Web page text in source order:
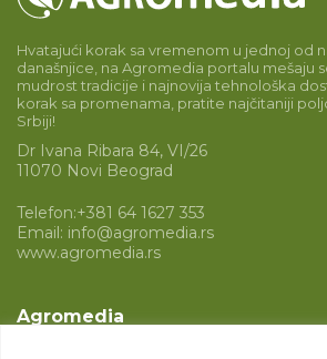
Hvatajući korak sa vremenom u jednoj od
današnjice, na Agromedia portalu mešaju
mudrost tradicije i najnovija tehnološka
korak sa promenama, pratite najčitaniji
Srbiji!
Dr Ivana Ribara 84, VI/26
11070 Novi Beograd
Telefon:+381 64 1627 353
Email: info@agromedia.rs
www.agromedia.rs
Agromedia